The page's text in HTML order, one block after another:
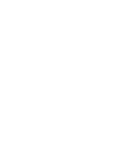
Es gibt
wird der